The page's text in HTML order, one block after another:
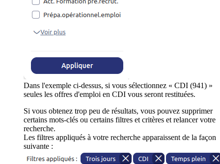
Dans l'exemple ci-dessus, si vous sélectionnez « CDI (941) »
seules les offres d'emploi en CDI vous seront restituées.
Si vous obtenez trop peu de résultats, vous pouvez supprimer
certains mots-clés ou certains filtres et critères et relancer votre
recherche.
Les filtres appliqués à votre recherche apparaissent de la façon
suivante :